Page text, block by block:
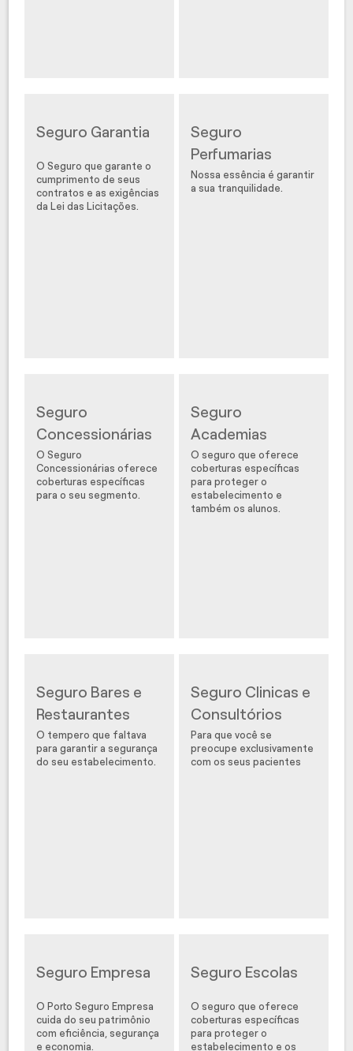
Seguro Garantia
O Seguro que garante o
cumprimento de seus
contratos e as exigências
da Lei das Licitações.
Seguro
Perfumarias
Nossa essência é garantir
a sua tranquilidade.
Seguro
Concessionárias
O Seguro
Concessionárias oferece
coberturas específicas
para o seu segmento.
Seguro
Academias
O seguro que oferece
coberturas específicas
para proteger o
estabelecimento e
também os alunos.
Seguro Bares e
Restaurantes
O tempero que faltava
para garantir a segurança
do seu estabelecimento.
Seguro Clinicas e
Consultórios
Para que você se
preocupe exclusivamente
com os seus pacientes
Seguro Empresa
O Porto Seguro Empresa
cuida do seu patrimônio
com eficiência, segurança
e economia.
Seguro Escolas
O seguro que oferece
coberturas específicas
para proteger o
estabelecimento e os